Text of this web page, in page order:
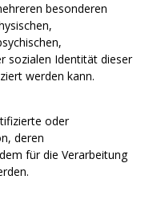
besonderen
sozialen Identität dieser
werden kann.
oder
deren
für die Verarbeitung